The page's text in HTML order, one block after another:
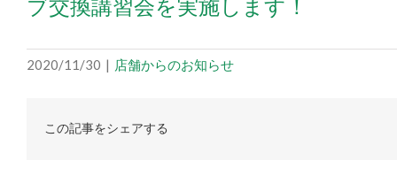
ブ交換講習会を実施します！
2020/11/30 | 店舗からのお知らせ
この記事をシェアする